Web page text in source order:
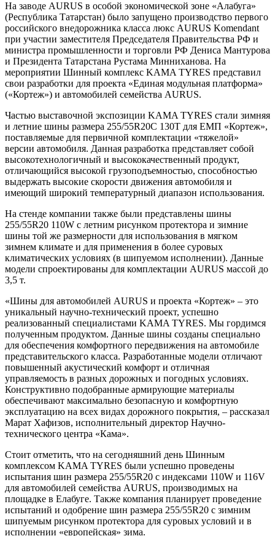
На заводе AURUS в особой экономической зоне «Алабуга»
(Республика Татарстан) было запущено производство первого
российского внедорожника класса люкс AURUS Komendant
при участии заместителя Председателя Правительства РФ и
министра промышленности и торговли РФ Дениса Мантурова
и Президента Татарстана Рустама Минниханова. На
мероприятии Шинный комплекс KAMA TYRES представил
свои разработки для проекта «Единая модульная платформа»
(«Кортеж») и автомобилей семейства AURUS.
Частью выставочной экспозиции KAMA TYRES стали зимняя
и летние шины размера 255/55R20C 130T для ЕМП «Кортеж»,
поставляемые для первичной комплектации «тяжелой»
версии автомобиля. Данная разработка представляет собой
высокотехнологичный и высококачественный продукт,
отличающийся высокой грузоподъемностью, способностью
выдержать высокие скорости движения автомобиля и
имеющий широкий температурный диапазон использования.
На стенде компании также были представлены шины
255/55R20 110W с летним рисунком протектора и зимние
шины той же размерности для использования в мягком
зимнем климате и для применения в более суровых
климатических условиях (в шипуемом исполнении). Данные
модели спроектированы для комплектации AURUS массой до
3,5 т.
«Шины для автомобилей AURUS и проекта «Кортеж» – это
уникальный научно-технический проект, успешно
реализованный специалистами KAMA TYRES. Мы гордимся
полученным продуктом. Данные шины созданы специально
для обеспечения комфортного передвижения на автомобиле
представительского класса. Разработанные модели отличают
повышенный акустический комфорт и отличная
управляемость в разных дорожных и погодных условиях.
Конструктивно подобранные армирующие материалы
обеспечивают максимально безопасную и комфортную
эксплуатацию на всех видах дорожного покрытия, – рассказал
Марат Хафизов, исполнительный директор Научно-
технического центра «Кама».
Стоит отметить, что на сегодняшний день Шинным
комплексом KAMA TYRES были успешно проведены
испытания шин размера 255/55R20 с индексами 110W и 116V
для автомобилей семейства AURUS, производимых на
площадке в Елабуге. Также компания планирует проведение
испытаний и одобрение шин размера 255/55R20 с зимним
шипуемым рисунком протектора для суровых условий и в
исполнении «европейская» зима.